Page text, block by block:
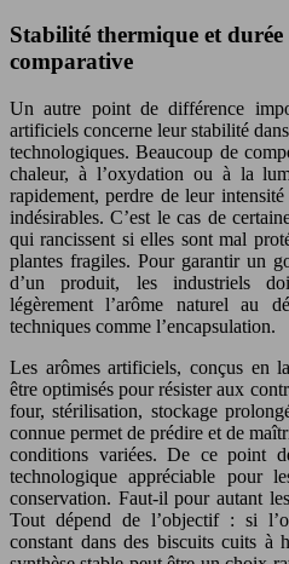
Stabilité thermique et durée
comparative
Un autre point de différence
artificiels concerne leur stabilité
technologiques. Beaucoup de
chaleur, à l’oxydation ou à la
rapidement, perdre de leur
indésirables. C’est le cas de
qui rancissent si elles sont mal
plantes fragiles. Pour garantir un
d’un produit, les industriels
légèrement l’arôme naturel au
techniques comme l’encapsulation.
Les arômes artificiels, conçus en
être optimisés pour résister aux
four, stérilisation, stockage
connue permet de prédire et de
conditions variées. De ce point
technologique appréciable pour
conservation. Faut-il pour autant
Tout dépend de l’objectif : si
constant dans des biscuits cuits à